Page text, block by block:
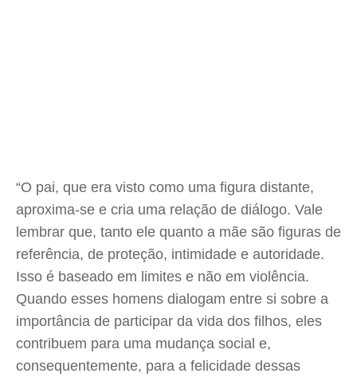
“O pai, que era visto como uma figura distante,
aproxima-se e cria uma relação de diálogo. Vale
lembrar que, tanto ele quanto a mãe são figuras de
referência, de proteção, intimidade e autoridade.
Isso é baseado em limites e não em violência.
Quando esses homens dialogam entre si sobre a
importância de participar da vida dos filhos, eles
contribuem para uma mudança social e,
consequentemente, para a felicidade dessas